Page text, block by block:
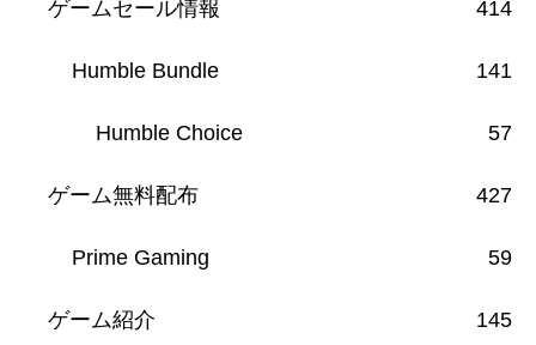
ゲームセール情報 414
Humble Bundle 141
Humble Choice 57
ゲーム無料配布 427
Prime Gaming 59
ゲーム紹介 145